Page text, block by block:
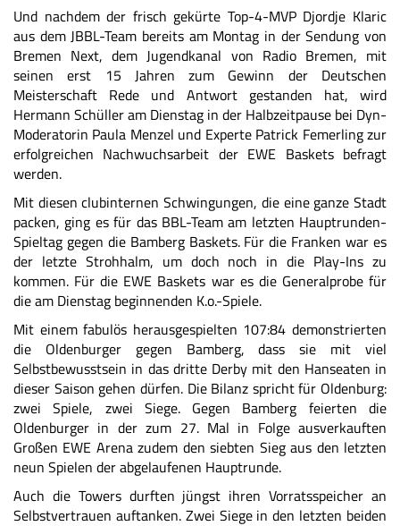
Und nachdem der frisch gekürte Top-4-MVP Djordje Klaric
aus dem JBBL-Team bereits am Montag in der Sendung von
Bremen Next, dem Jugendkanal von Radio Bremen, mit
seinen erst 15 Jahren zum Gewinn der Deutschen
Meisterschaft Rede und Antwort gestanden hat, wird
Hermann Schüller am Dienstag in der Halbzeitpause bei Dyn-
Moderatorin Paula Menzel und Experte Patrick Femerling zur
erfolgreichen Nachwuchsarbeit der EWE Baskets befragt
werden.
Mit diesen clubinternen Schwingungen, die eine ganze Stadt
packen, ging es für das BBL-Team am letzten Hauptrunden-
Spieltag gegen die Bamberg Baskets. Für die Franken war es
der letzte Strohhalm, um doch noch in die Play-Ins zu
kommen. Für die EWE Baskets war es die Generalprobe für
die am Dienstag beginnenden K.o.-Spiele.
Mit einem fabulös herausgespielten 107:84 demonstrierten
die Oldenburger gegen Bamberg, dass sie mit viel
Selbstbewusstsein in das dritte Derby mit den Hanseaten in
dieser Saison gehen dürfen. Die Bilanz spricht für Oldenburg:
zwei Spiele, zwei Siege. Gegen Bamberg feierten die
Oldenburger in der zum 27. Mal in Folge ausverkauften
Großen EWE Arena zudem den siebten Sieg aus den letzten
neun Spielen der abgelaufenen Hauptrunde.
Auch die Towers durften jüngst ihren Vorratsspeicher an
Selbstvertrauen auftanken. Zwei Siege in den letzten beiden